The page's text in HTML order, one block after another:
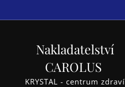
Nakladatelství
CAROLUS
KRYSTAL - centrum zdraví